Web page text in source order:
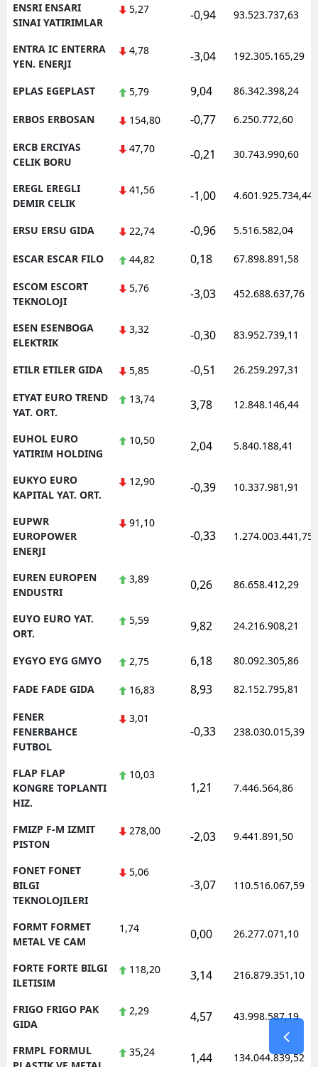
ENSRI ENSARI
SINAI YATIRIMLAR
5,27 -0,94 93.523.737,63
ENTRA IC ENTERRA
YEN. ENERJI
4,78 -3,04 192.305.165,29
EPLAS EGEPLAST 5,79 9,04 86.342.398,24
ERBOS ERBOSAN 154,80 -0,77 6.250.772,60
ERCB ERCIYAS
CELIK BORU
47,70 -0,21 30.743.990,60
EREGL EREGLI
DEMIR CELIK
41,56 -1,00 4.601.925.734,44
ERSU ERSU GIDA 22,74 -0,96 5.516.582,04
ESCAR ESCAR FILO 44,82 0,18 67.898.891,58
ESCOM ESCORT
TEKNOLOJI
5,76 -3,03 452.688.637,76
ESEN ESENBOGA
ELEKTRIK
3,32 -0,30 83.952.739,11
ETILR ETILER GIDA 5,85 -0,51 26.259.297,31
ETYAT EURO TREND
YAT. ORT.
13,74 3,78 12.848.146,44
EUHOL EURO
YATIRIM HOLDING
10,50 2,04 5.840.188,41
EUKYO EURO
KAPITAL YAT. ORT.
12,90 -0,39 10.337.981,91
EUPWR
EUROPOWER
ENERJI
91,10
-0,33 1.274.003.441,75
EUREN EUROPEN
ENDUSTRI
3,89 0,26 86.658.412,29
EUYO EURO YAT.
ORT.
5,59 9,82 24.216.908,21
EYGYO EYG GMYO 2,75 6,18 80.092.305,86
FADE FADE GIDA 16,83 8,93 82.152.795,81
FENER
FENERBAHCE
FUTBOL
3,01
-0,33 238.030.015,39
FLAP FLAP
KONGRE TOPLANTI
HIZ.
10,03
1,21 7.446.564,86
FMIZP F-M IZMIT
PISTON
278,00 -2,03 9.441.891,50
FONET FONET
BILGI
TEKNOLOJILERI
5,06
-3,07 110.516.067,59
FORMT FORMET
METAL VE CAM
1,74 0,00 26.277.071,10
FORTE FORTE BILGI
ILETISIM
118,20 3,14 216.879.351,10
FRIGO FRIGO PAK
GIDA
2,29 4,57 43.998.587,19
FRMPL FORMUL
35,24 1,44 134.044.839,52